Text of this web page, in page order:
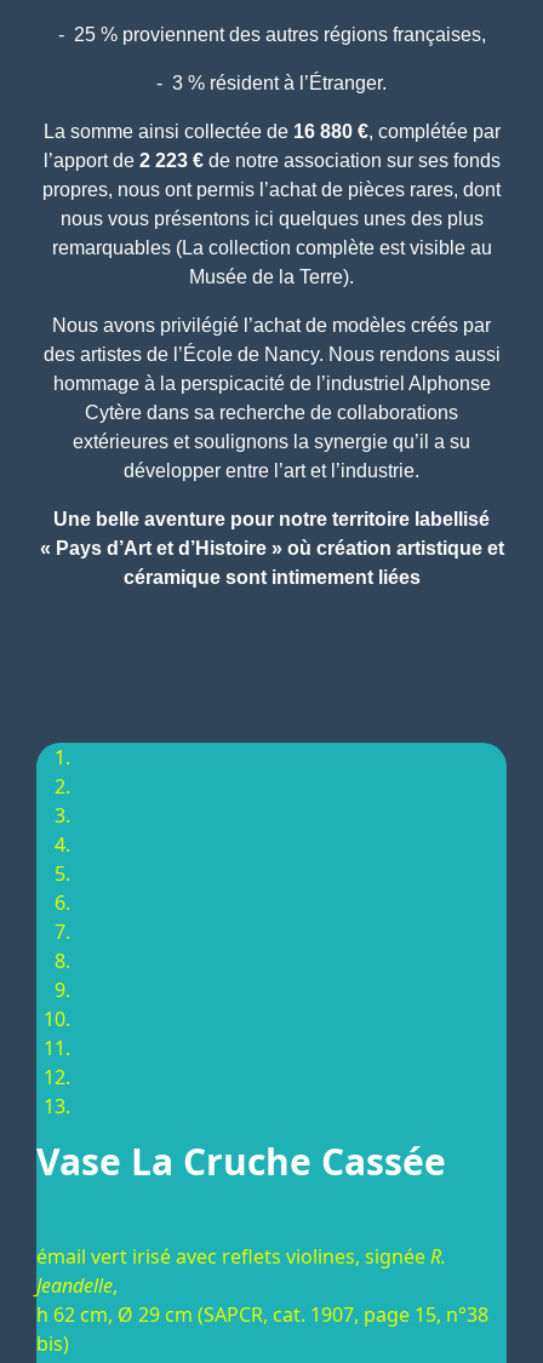
- 25 % proviennent des autres régions françaises,
- 3 % résident à l’Étranger.
La somme ainsi collectée de 16 880 €, complétée par
l’apport de 2 223 € de notre association sur ses fonds
propres, nous ont permis l’achat de pièces rares, dont
nous vous présentons ici quelques unes des plus
remarquables (La collection complète est visible au
Musée de la Terre).
Nous avons privilégié l’achat de modèles créés par
des artistes de l’École de Nancy. Nous rendons aussi
hommage à la perspicacité de l’industriel Alphonse
Cytère dans sa recherche de collaborations
extérieures et soulignons la synergie qu’il a su
développer entre l’art et l’industrie.
Une belle aventure pour notre territoire labellisé
« Pays d’Art et d’Histoire» où création artistique et
céramique sont intimement liées
Vase La Cruche Cassée
émail vert irisé avec reflets violines, signéeR.
Jeandelle,
h 62 cm, Ø 29 cm (SAPCR, cat. 1907, page 15, n°38
bis)